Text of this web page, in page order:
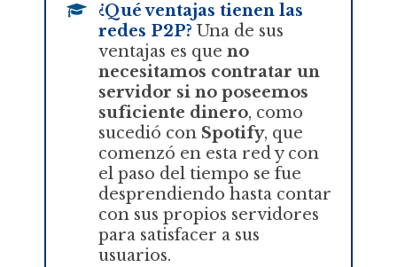
¿Qué ventajas tienen las
redes P2P? Una de sus
ventajas es que no
necesitamos contratar un
servidor si no poseemos
suficiente dinero, como
sucedió con Spotify, que
comenzó en esta red y con
el paso del tiempo se fue
desprendiendo hasta contar
con sus propios servidores
para satisfacer a sus
usuarios.